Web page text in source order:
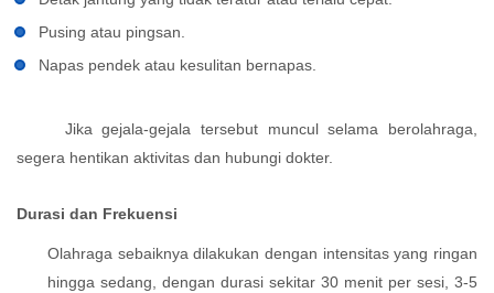
Pusing atau pingsan.
Napas pendek atau kesulitan bernapas.
Jika gejala-gejala tersebut muncul selama berolahraga,
segera hentikan aktivitas dan hubungi dokter.
Durasi dan Frekuensi
Olahraga sebaiknya dilakukan dengan intensitas yang ringan
hingga sedang, dengan durasi sekitar 30 menit per sesi, 3-5